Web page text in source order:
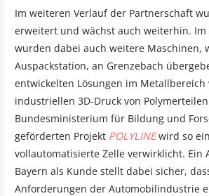
Im weiteren Verlauf der Partnerschaft
erweitert und wächst auch weiterhin.
wurden dabei auch weitere Maschinen,
Auspackstation, an Grenzebach
entwickelten Lösungen im
industriellen 3D-Druck von
Bundesministerium für Bildung und
geförderten Projekt POLYLINEwird so
vollautomatisierte Zelle verwirklicht. Ein
Bayern als Kunde stellt dabei sicher,
Anforderungen der Automobilindustrie